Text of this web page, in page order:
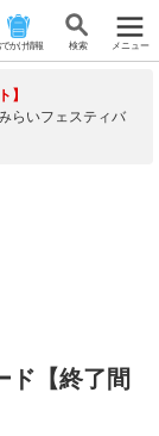
でかけ情報 検 索 メニュー
】
らいフェスティバ
ド【終了間